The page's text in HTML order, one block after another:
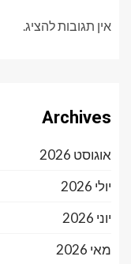
אין תגובות להציג.
Archives
אוגוסט 2026
יולי 2026
יוני 2026
מאי 2026